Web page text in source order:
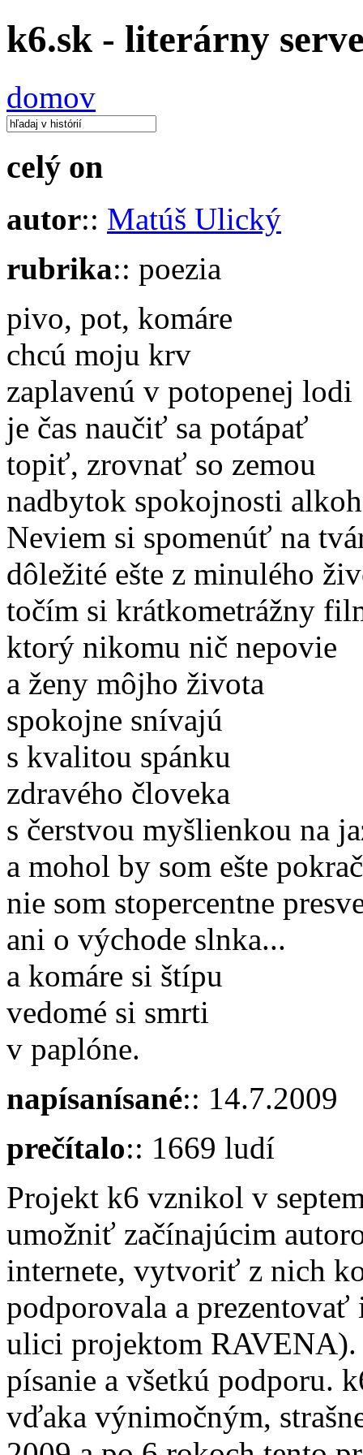
k6.sk - literárny
domov
celý on
autor:: Matúš Ulický
rubrika:: poezia
pivo, pot, komáre
chcú moju krv
zaplavenú v potopenej lodi
je čas naučiť sa potápať
topiť, zrovnať so zemou
nadbytok spokojnosti
Neviem si spomenúť na
dôležité ešte z minulého
točím si krátkometrážny
ktorý nikomu nič nepovie
a ženy môjho života
spokojne snívajú
s kvalitou spánku
zdravého človeka
s čerstvou myšlienkou na
a mohol by som ešte
nie som stopercentne
ani o východe slnka...
a komáre si štípu
vedomé si smrti
v paplóne.
napísanísané:: 14.7.2009
prečítalo:: 1669 ludí
Projekt k6 vznikol v
umožniť začínajúcim
internete, vytvoriť z nich
podporovala a
ulici projektom RAVENA).
písanie a všetkú podporu.
vďaka výnimočným,